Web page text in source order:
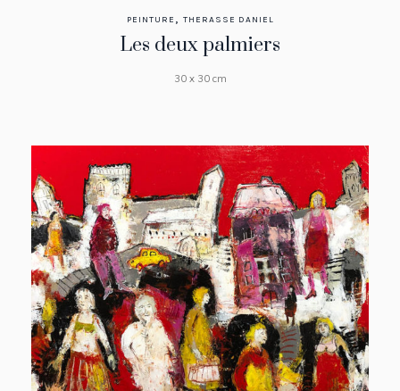
PEINTURE , THERASSE DANIEL
Les deux palmiers
30 x 30 cm